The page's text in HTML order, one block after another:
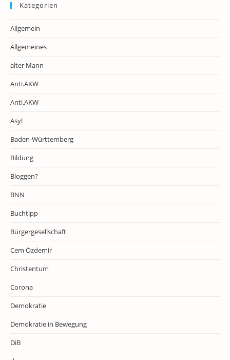
Kategorien
Allgemein
Allgemeines
alter Mann
Anti.AKW
Anti.AKW
Asyl
Baden-Württemberg
Bildung
Bloggen?
BNN
Buchtipp
Bürgergesellschaft
Cem Özdemir
Christentum
Corona
Demokratie
Demokratie in Bewegung
DiB